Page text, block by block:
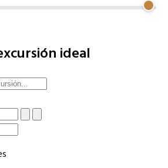
ideal